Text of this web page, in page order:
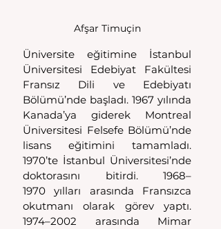
Afşar Timuçin
Üniversite eğitimine İstanbul
Üniversitesi Edebiyat Fakültesi
Fransız Dili ve Edebiyatı
Bölümü’nde başladı. 1967 yılında
Kanada’ya giderek Montreal
Üniversitesi Felsefe Bölümü’nde
lisans eğitimini tamamladı.
1970’te İstanbul Üniversitesi’nde
doktorasını bitirdi. 1968–
1970 yılları arasında Fransızca
okutmanı olarak görev yaptı.
1974–2002 arasında Mimar